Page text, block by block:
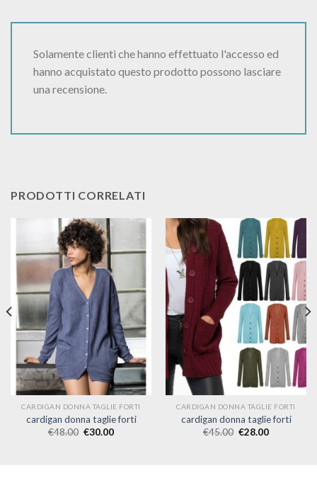
Solamente clienti che hanno effettuato l'accesso ed
hanno acquistato questo prodotto possono lasciare
una recensione.
PRODOTTI CORRELATI
CARDIGAN DONNA TAGLIE FORTI
cardigan donna taglie forti
€48.00 €30.00
CARDIGAN DONNA TAGLIE FORTI
cardigan donna taglie forti
€45.00 €28.00